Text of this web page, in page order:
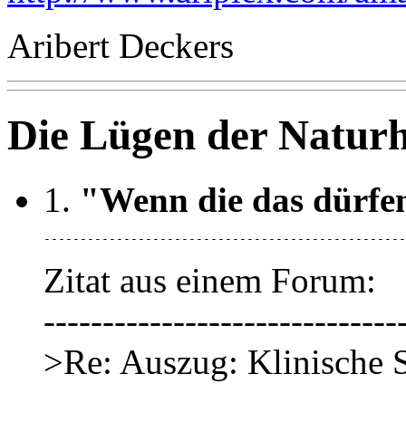
Aribert Deckers
Die Lügen der
1. "Wenn die das
Zitat aus einem Forum:
>Re: Auszug: Klinische